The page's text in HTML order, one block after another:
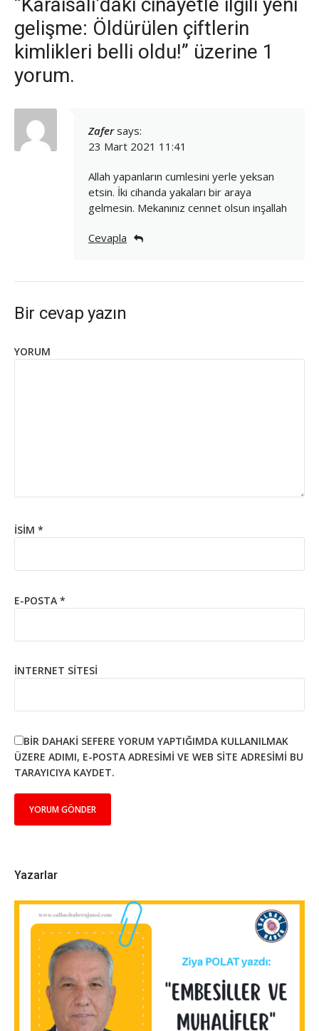
gelişme: Öldürülen çiftlerin
kimlikleri belli oldu!” üzerine 1
yorum.
Zafer says:
23 Mart 2021 11:41
Allah yapanların cumlesini yerle yeksan
etsin. İki cihanda yakaları bir araya
gelmesin. Mekanınız cennet olsun inşallah
Cevapla
Bir cevap yazın
YORUM
İSIM *
E-POSTA *
İNTERNET SITESI
BIR DAHAKI SEFERE YORUM YAPTIĞIMDA KULLANILMAK
ÜZERE ADIMI, E-POSTA ADRESIMI VE WEB SITE ADRESIMI BU
TARAYICIYA KAYDET.
Yazarlar